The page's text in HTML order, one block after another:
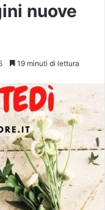
nuove
19 minuti di lettura